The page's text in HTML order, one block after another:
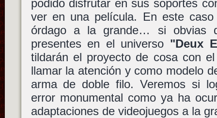
podido disfrutar en sus soportes
ver en una película. En este
órdago a la grande… si obvias
presentes en el universo "Deux
tildarán el proyecto de cosa con
llamar la atención y como modelo
arma de doble filo. Veremos si
error monumental como ya ha
adaptaciones de videojuegos a la